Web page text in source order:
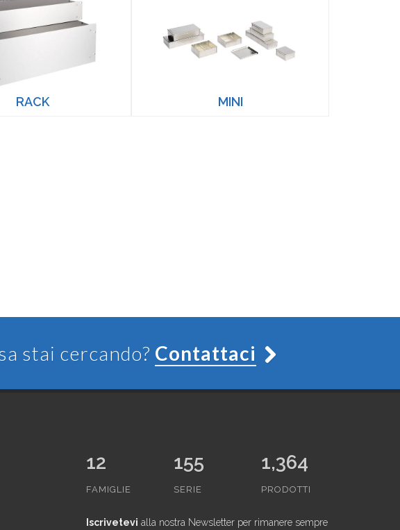
RACK MINI
stai cercando? Contattaci
12
FAMIGLIE
155
SERIE
1,364
PRODOTTI
Iscrivetevi alla nostra Newsletter per rimanere sempre